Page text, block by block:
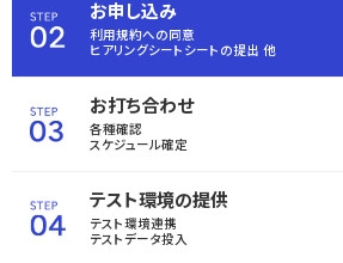
お申し込み
利用規約への同意
ヒアリングシートシートの提出 他
お打ち合わせ
各種確認
スケジュール確定
テスト環境の提供
テスト環境連携
テストデータ投入